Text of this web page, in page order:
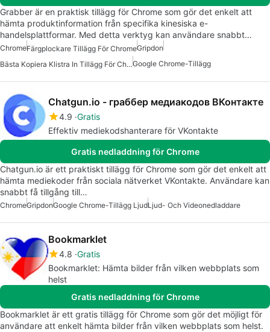
Grabber är en praktisk tillägg för Chrome som gör det enkelt att
hämta produktinformation från specifika kinesiska e-
handelsplattformar. Med detta verktyg kan användare snabbt…
ChromeFärgplockare Tillägg För ChromeGripdon
Bästa Kopiera Klistra In Tillägg För ChromeGoogle Chrome-Tillägg
Chatgun.io - граббер медиакодов ВКонтакте
4.9 Gratis
Effektiv mediekodshanterare för VKontakte
Gratis nedladdning för Chrome
Chatgun.io är ett praktiskt tillägg för Chrome som gör det enkelt att
hämta mediekoder från sociala nätverket VKontakte. Användare kan
snabbt få tillgång till…
ChromeGripdonGoogle Chrome-Tillägg LjudLjud- Och Videonedladdare
Bookmarklet
4.8 Gratis
Bookmarklet: Hämta bilder från vilken webbplats som
helst
Gratis nedladdning för Chrome
Bookmarklet är ett gratis tillägg för Chrome som gör det möjligt för
användare att enkelt hämta bilder från vilken webbplats som helst.